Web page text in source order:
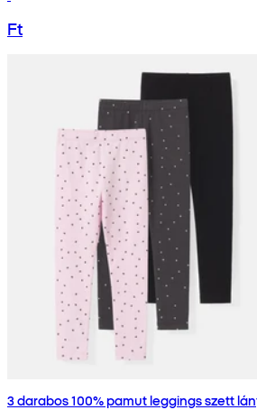
Ft
3 darabos 100% pamut leggings szett